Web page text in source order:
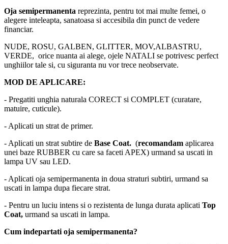
Oja semipermanenta reprezinta, pentru tot mai multe femei, o
alegere inteleapta, sanatoasa si accesibila din punct de vedere
financiar.
NUDE, ROSU, GALBEN, GLITTER, MOV,ALBASTRU,
VERDE, orice nuanta ai alege, ojele NATALI se potrivesc perfect
unghiilor tale si, cu siguranta nu vor trece neobservate.
MOD DE APLICARE:
- Pregatiti unghia naturala CORECT si COMPLET (curatare,
matuire, cuticule).
- Aplicati un strat de primer.
- Aplicati un strat subtire de Base Coat. (recomandam aplicarea
unei baze RUBBER cu care sa faceti APEX) urmand sa uscati in
lampa UV sau LED.
- Aplicati oja semipermanenta in doua straturi subtiri, urmand sa
uscati in lampa dupa fiecare strat.
- Pentru un luciu intens si o rezistenta de lunga durata aplicati Top
Coat, urmand sa uscati in lampa.
Cum indepartati oja semipermanenta?